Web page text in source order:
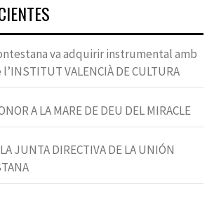
va adquirir instrumental amb
VALENCIÀ DE CULTURA
A LA MARE DE DEU DEL MIRACLE
JUNTA DIRECTIVA DE LA UNIÓN